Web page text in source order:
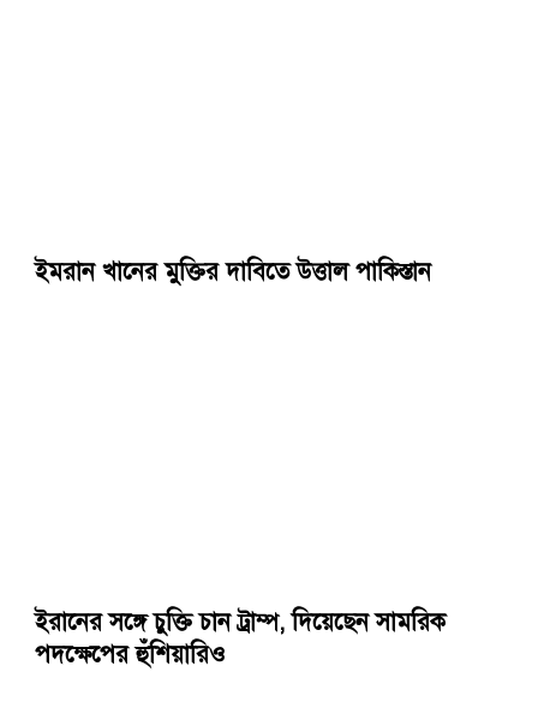
ইমরান খানের মুক্তির দাবিতে উত্তাল পাকিস্তান
ইরানের সঙ্গে চুক্তি চান ট্রাম্প, দিয়েছেন সামরিক
পদক্ষেপের হুঁশিয়ারিও